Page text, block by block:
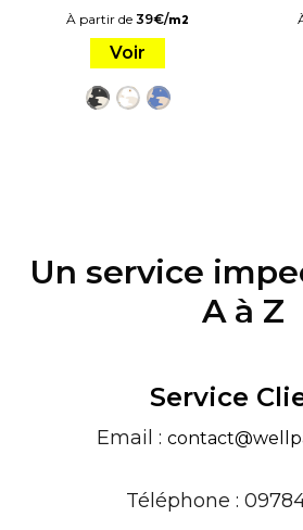
À partir de39€/m2
Voir
Un service
A à Z
Service
Email :
Téléphone :